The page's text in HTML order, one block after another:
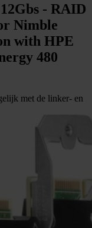
- RAID
Nimble
with HPE
480
met de linker- en